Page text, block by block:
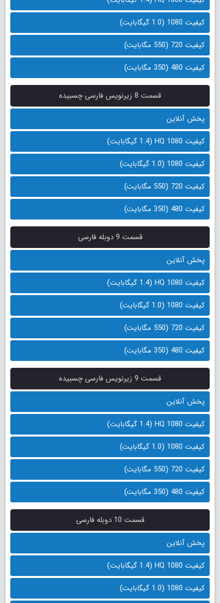
کیفیت 1080 (1.0 گیگابایت)
کیفیت 720 (550 مگابایت)
کیفیت 480 (350 مگابایت)
قسمت 8 زیرنویس فارسی چسبیده
پخش آنلاین
کیفیت 1080 HQ (1.4 گیگابایت)
کیفیت 1080 (1.0 گیگابایت)
کیفیت 720 (550 مگابایت)
کیفیت 480 (350 مگابایت)
قسمت 9 دوبله فارسی
پخش آنلاین
کیفیت 1080 HQ (1.4 گیگابایت)
کیفیت 1080 (1.0 گیگابایت)
کیفیت 720 (550 مگابایت)
کیفیت 480 (350 مگابایت)
قسمت 9 زیرنویس فارسی چسبیده
پخش آنلاین
کیفیت 1080 HQ (1.4 گیگابایت)
کیفیت 1080 (1.0 گیگابایت)
کیفیت 720 (550 مگابایت)
کیفیت 480 (350 مگابایت)
قسمت 10 دوبله فارسی
پخش آنلاین
کیفیت 1080 HQ (1.4 گیگابایت)
کیفیت 1080 (1.0 گیگابایت)